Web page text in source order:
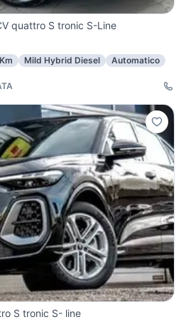
quattro S tronic S-Line
Mild Hybrid Diesel
Automatico
S tronic S- line